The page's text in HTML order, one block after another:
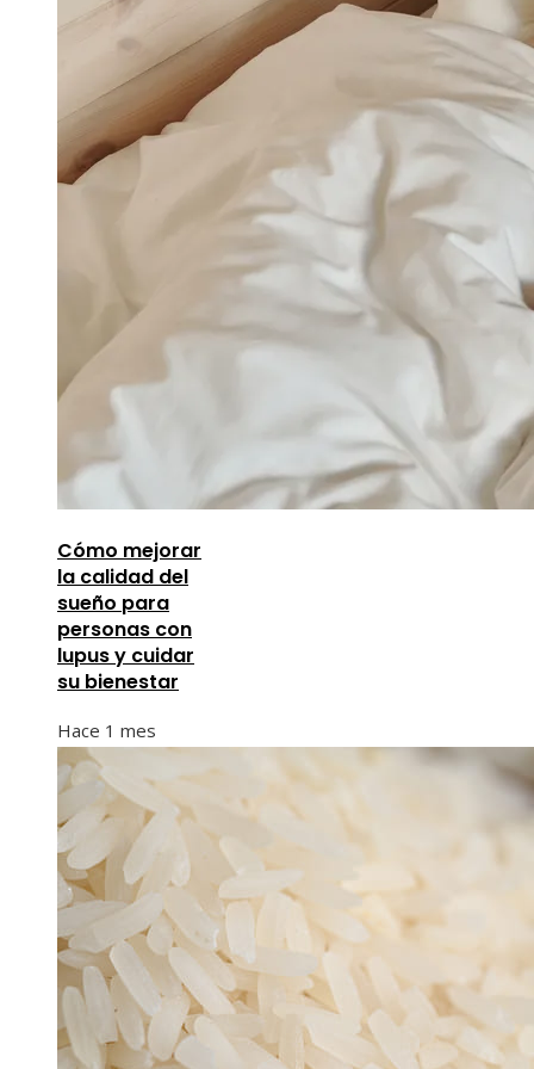
Cómo mejorar
la calidad del
sueño para
personas con
lupus y cuidar
su bienestar
Hace 1 mes